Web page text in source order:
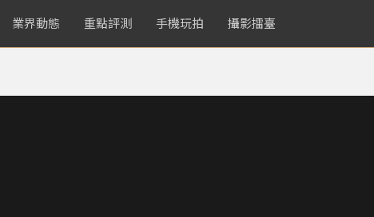
業界動態 重點評測 手機玩拍 攝影擂臺